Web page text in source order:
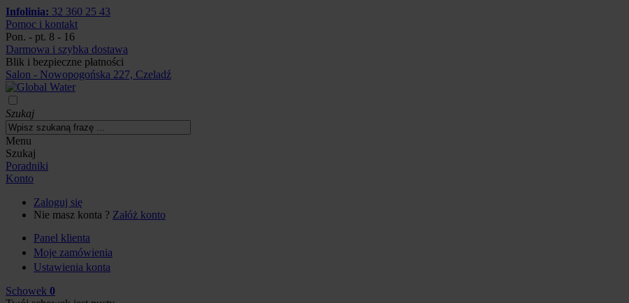
Infolinia: 32 360 25 43
Pomoc i kontakt
Pon. - pt. 8 - 16
Darmowa i szybka dostawa
Blik i bezpieczne płatności
Salon - Nowopogońska 227, Czeladź
Szukaj
Menu
Szukaj
Poradniki
Konto
Zaloguj się
Nie masz konta ? Załóż konto
Panel klienta
Moje zamówienia
Ustawienia konta
Schowek 0